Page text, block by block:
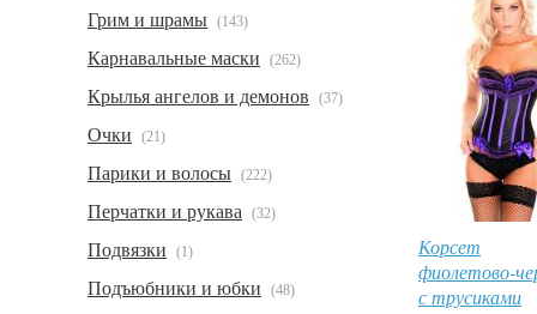
Грим и шрамы (143)
Карнавальные маски (262)
Крылья ангелов и демонов (37)
Очки (21)
Парики и волосы (222)
Перчатки и рукава (32)
Подвязки (1)
Подъюбники и юбки (48)
Корсет
фиолетово-
с трусиками